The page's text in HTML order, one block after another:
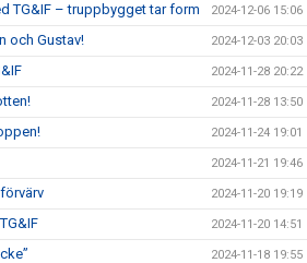
TG&IF – truppbygget tar form 2024-12-06 15:06
och Gustav! 2024-12-03 20:03
2024-11-28 20:22
2024-11-28 13:50
2024-11-24 19:01
2024-11-21 19:46
2024-11-20 19:19
2024-11-20 14:51
2024-11-18 19:55